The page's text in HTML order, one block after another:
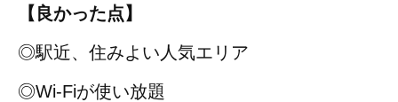
【良かった点】
◎駅近、住みよい人気エリア
◎Wi-Fiが使い放題